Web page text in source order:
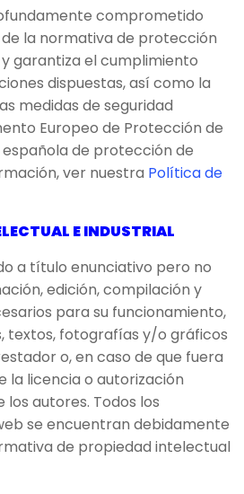
comprometido
la normativa de protección
garantiza el cumplimiento
dispuestas, así como la
medidas de seguridad
Europeo de Protección de
de protección de
ver nuestra Política de
E INDUSTRIAL
a título enunciativo pero no
edición, compilación y
para su funcionamiento,
textos, fotografías y/o gráficos
o, en caso de que fuera
la licencia o autorización
autores. Todos los
se encuentran debidamente
de propiedad intelectual